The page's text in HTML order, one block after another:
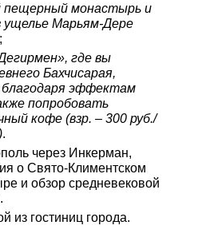
пещерный монастырь и
ущелье Марьям-Дере
;
где вы
Бахчисарая,
эффектам
попробовать
кофе (взр. – 300 руб./
.
через Инкерман,
о Свято-Климентском
и обзор средневековой
из гостиниц города.